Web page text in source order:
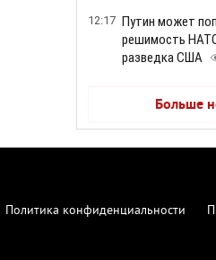
12:17 Путин может
решимость
разведка США
Больше
Политика конфиденциальности